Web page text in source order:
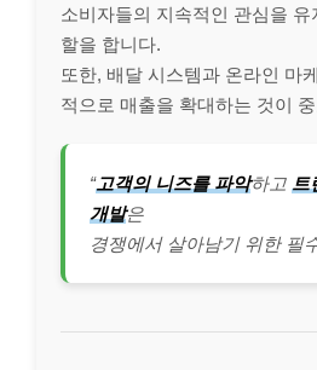
소비자들의 지속적인 관심을 유
할을 합니다.
또한, 배달 시스템과 온라인 마
적으로 매출을 확대하는 것이
“고객의 니즈를 파악하고 트
개발은
경쟁에서 살아남기 위한 필